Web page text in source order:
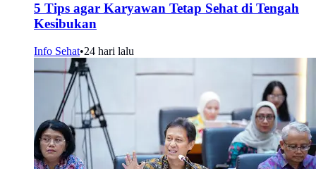
5 Tips agar Karyawan Tetap Sehat di Tengah
Kesibukan
Info Sehat•24 hari lalu